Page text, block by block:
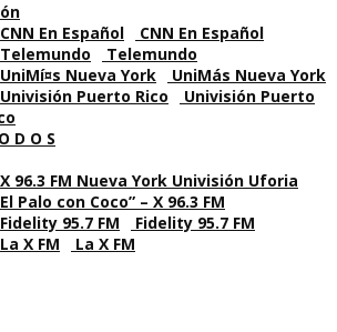
CNN En Español
Telemundo
UniMás Nueva York
Univisión Puerto
D O S
Palo con Coco” – X 96.3 FM
Fidelity 95.7 FM
La X FM